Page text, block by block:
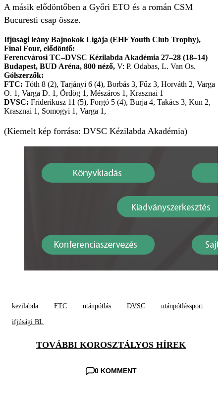
A másik elődöntőben a Győri ETO és a román CSM
Bucuresti csap össze.
Ifjúsági leány Bajnokok Ligája (EHF Youth Club Trophy),
Final Four, elődöntő:
Ferencvárosi TC–DVSC Kézilabda Akadémia 27–28 (18–14)
Budapest, BUD Aréna, 800 néző, V: P. Odabas, L. Van Os.
Gólszerzők:
FTC: Tóth 8 (2), Tarjányi 6 (4), Borbás 3, Fűz 3, Horváth 2, Varga
O. 1, Varga D. 1, Ördög 1, Mészáros 1, Krasznai 1
DVSC: Friderikusz 11 (5), Forgó 5 (4), Burja 4, Takács 3, Kun 2,
Krasznai 1, Somogyi 1, Varga 1,
(Kiemelt kép forrása: DVSC Kézilabda Akadémia)
kezilabda FTC utánpótlás DVSC utánpótlássport
ifjúsági BL
TOVÁBBI KOROSZTÁLYOS HÍREK
0 KOMMENT